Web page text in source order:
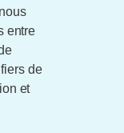
entre
de
et